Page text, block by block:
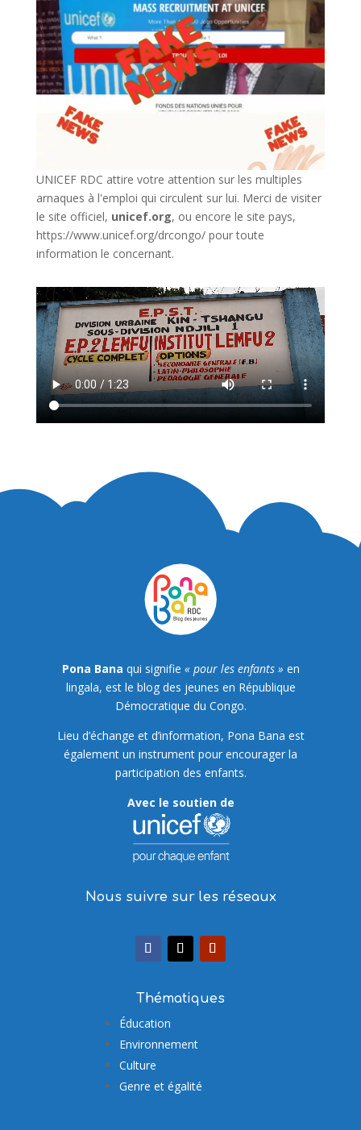
UNICEF RDC attire votre attention sur les multiples
arnaques à l'emploi qui circulent sur lui. Merci de visiter
le site officiel, unicef.org, ou encore le site pays,
https://www.unicef.org/drcongo/pour toute
information le concernant.
Pona Bana qui signifie « pour les enfants » en
lingala, est le blog des jeunes en République
Démocratique du Congo.
Lieu d’échange et d’information, Pona Bana est
également un instrument pour encourager la
participation des enfants.
Avec le soutien de
Nous suivre sur les réseaux
Thématiques
Éducation
Environnement
Culture
Genre et égalité